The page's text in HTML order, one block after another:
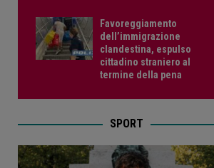
Favoreggiamento
dell’immigrazione
clandestina, espulso
cittadino straniero al
termine della pena
SPORT